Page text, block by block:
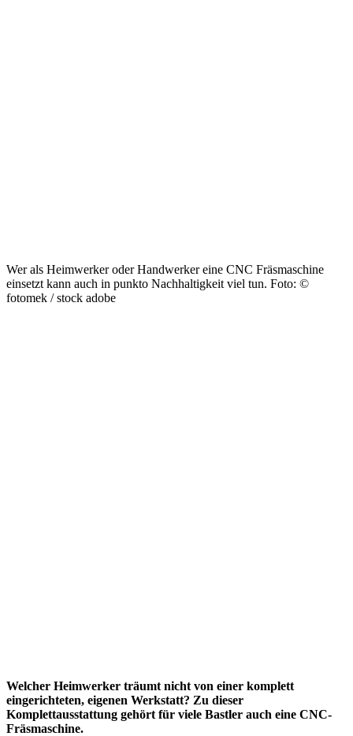
Wer als Heimwerker oder Handwerker eine CNC Fräsmaschine
einsetzt kann auch in punkto Nachhaltigkeit viel tun. Foto: ©
fotomek / stock adobe
Welcher Heimwerker träumt nicht von einer komplett
eingerichteten, eigenen Werkstatt? Zu dieser
Komplettausstattung gehört für viele Bastler auch eine CNC-
Fräsmaschine.